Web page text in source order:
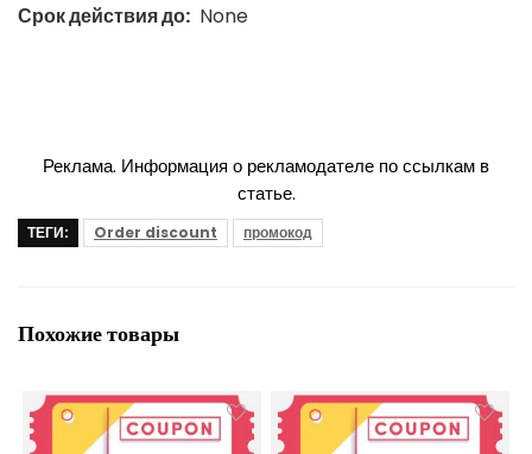
Срок действия до: None
Реклама. Информация о рекламодателе по ссылкам в
статье.
ТЕГИ: Order discount промокод
Похожие товары